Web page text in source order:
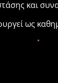
και
ως